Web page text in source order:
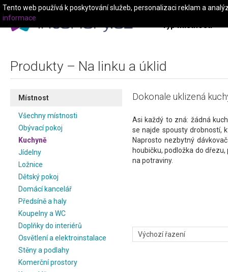
Typ místnosti
Produkty – Na linku a úklid
Místnost
Všechny místnosti
Obývací pokoj
Kuchyně
Jídelny
Ložnice
Dětský pokoj
Domácí kancelář
Předsíně a haly
Koupelny a WC
Doplňky do interiérů
Osvětlení a elektroinstalace
Stěny a podlahy
Komerční prostory
Dokonale uklizená
Asi každý to zná: žádná
se najde spousty drobností,
Naprosto nezbytný
houbičku, podložka do
na potraviny.
Tento web používá k poskytování služeb, personalizaci reklam a
informace